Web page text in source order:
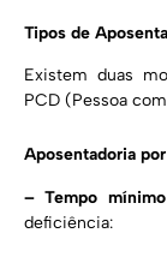
Tipos de
Existem duas
PCD (Pessoa
Aposentadoria
– Tempo
deficiência: